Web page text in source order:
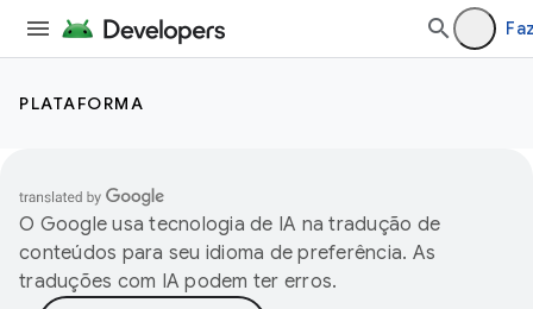
PLATAFORMA
O Google usa tecnologia de IA na tradução de
conteúdos para seu idioma de preferência. As
traduções com IA podem ter erros.